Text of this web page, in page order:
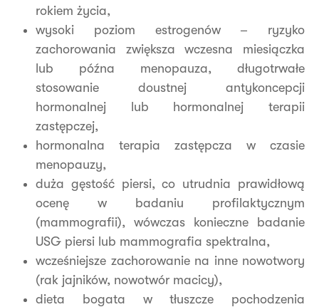
rokiem życia,
wysoki poziom estrogenów – ryzyko
zachorowania zwiększa wczesna miesiączka
lub późna menopauza, długotrwałe
stosowanie doustnej antykoncepcji
hormonalnej lub hormonalnej terapii
zastępczej,
hormonalna terapia zastępcza w czasie
menopauzy,
duża gęstość piersi, co utrudnia prawidłową
ocenę w badaniu profilaktycznym
(mammografii), wówczas konieczne badanie
USG piersi lub mammografia spektralna,
wcześniejsze zachorowanie na inne nowotwory
(rak jajników, nowotwór macicy),
dieta bogata w tłuszcze pochodzenia